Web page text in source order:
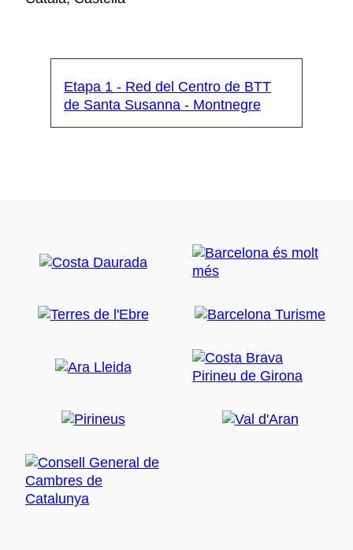
Etapa 1 - Red del Centro de BTT
de Santa Susanna - Montnegre